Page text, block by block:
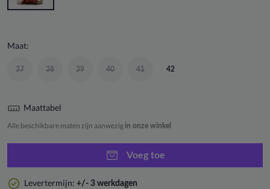
Maat:
38 40 42
37 39 41
Maattabel
Alle beschikbare maten zijn aanwezig in onze winkel
Voeg toe
Levertermijn: +/- 3 werkdagen